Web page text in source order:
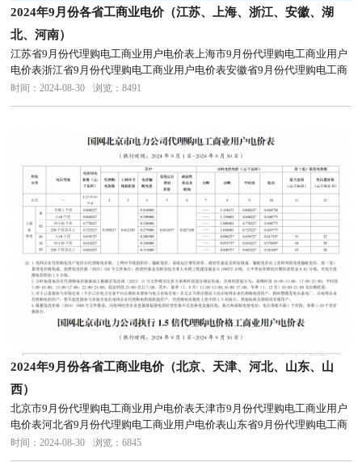
2024年9月份各省工商业电价（江苏、上海、浙江、安徽、湖
北、河南）
江苏省9月份代理购电工商业用户电价表上海市9月份代理购电工商业用户
电价表浙江省9月份代理购电工商业用户电价表安徽省9月份代理购电工商
业用户电价表湖北省9月份代理购电工商业用户电价表河南省9月份代理购
时间：2024-08-30 浏览：8491
2024年9月份各省工商业电价（北京、天津、河北、山东、山
西）
北京市9月份代理购电工商业用户电价表天津市9月份代理购电工商业用户
电价表河北省9月份代理购电工商业用户电价表山东省9月份代理购电工商
业用户电价表山西省9月份代理购电工商业用户电价表
时间：2024-08-30 浏览：6845